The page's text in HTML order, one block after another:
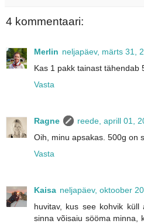
4 kommentaari:
Merlin neljapäev, märts 31,
Kas 1 pakk tainast tähendab
Vasta
Ragne
reede, aprill 01,
Oih, minu apsakas. 500g on
Vasta
Kaisa neljapäev, oktoober
huvitav, kus see kohvik
sinna võisaiu sööma minna,